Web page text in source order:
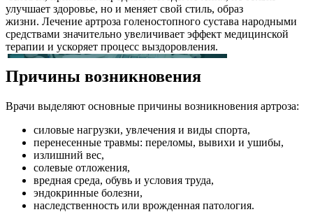
улучшает здоровье, но и меняет свой стиль, образ
жизни. Лечение артроза голеностопного сустава народными
средствами значительно увеличивает эффект медицинской
терапии и ускоряет процесс выздоровления.
Причины возникновения
Врачи выделяют основные причины возникновения артроза:
силовые нагрузки, увлечения и виды спорта,
перенесенные травмы: переломы, вывихи и ушибы,
излишний вес,
солевые отложения,
вредная среда, обувь и условия труда,
эндокринные болезни,
наследственность или врожденная патология.